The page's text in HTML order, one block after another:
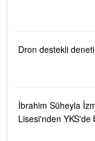
Dron destekli
İbrahim Süheyla
Lisesi'nden YKS'de